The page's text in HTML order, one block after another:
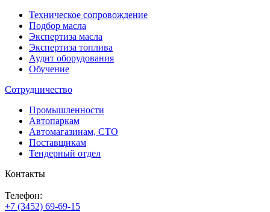
Техническое сопровождение
Подбор масла
Экспертиза масла
Экспертиза топлива
Аудит оборудования
Обучение
Сотрудничество
Промышленности
Автопаркам
Автомагазинам, СТО
Поставщикам
Тендерный отдел
Контакты
Телефон:
+7 (3452) 69-69-15